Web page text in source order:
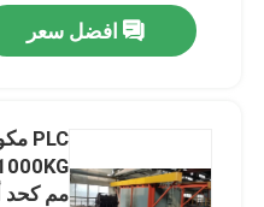
افضل سعر
مم كحد